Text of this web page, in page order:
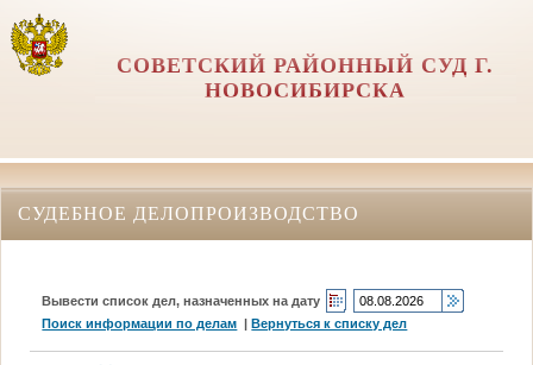
СОВЕТСКИЙ РАЙОННЫЙ СУД Г.
НОВОСИБИРСКА
СУДЕБНОЕ ДЕЛОПРОИЗВОДСТВО
Вывести список дел, назначенных на дату
Поиск информации по делам |Вернуться к списку дел